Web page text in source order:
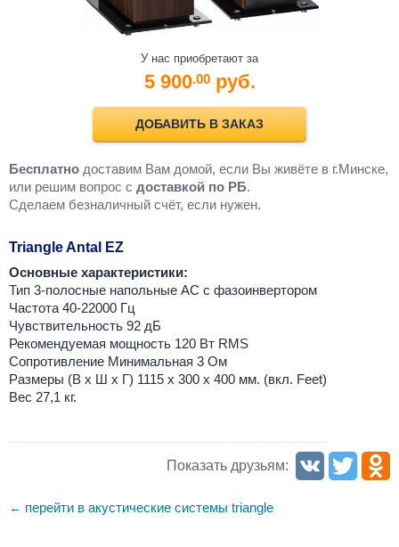
У нас приобретают за
5 900.00 руб.
ДОБАВИТЬ В ЗАКАЗ
Бесплатно доставим Вам домой, если Вы живёте в г.Минске,
или решим вопрос с доставкой по РБ.
Cделаем безналичный счёт, если нужен.
Triangle Antal EZ
Основные характеристики:
Тип 3-полосные напольные АС с фазоинвертором
Частота 40-22000 Гц
Чувствительность 92 дБ
Рекомендуемая мощность 120 Вт RMS
Сопротивление Минимальная 3 Ом
Размеры (В х Ш х Г) 1115 x 300 х 400 мм. (вкл. Feet)
Вес 27,1 кг.
Показать друзьям:
← перейти в акустические системы triangle